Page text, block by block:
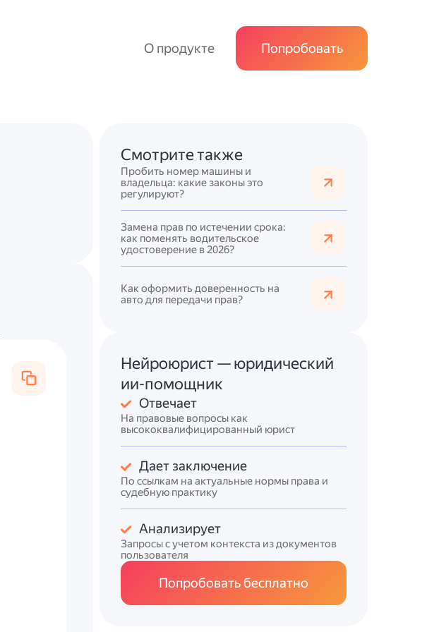
О продукте Попробовать
Смотрите также
Пробить номер машины и
владельца: какие законы это
регулируют?
Замена прав по истечении срока:
как поменять водительское
удостоверение в 2026?
Как оформить доверенность на
авто для передачи прав?
Нейроюрист — юридический
ии-помощник
Отвечает
На правовые вопросы как
высококвалифицированный юрист
Дает заключение
По ссылкам на актуальные нормы права и
судебную практику
Анализирует
Запросы с учетом контекста из документов
пользователя
Попробовать бесплатно